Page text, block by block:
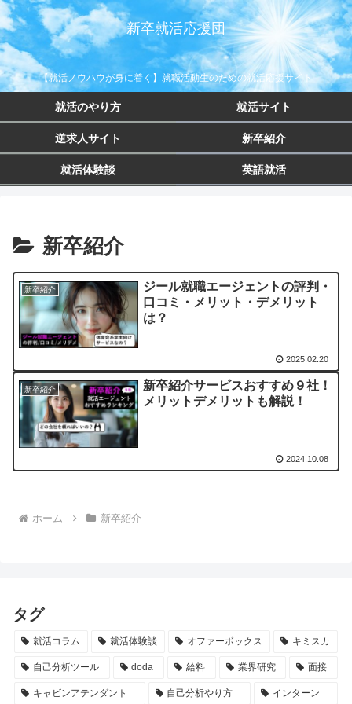
新卒就活応援団
【就活ノウハウが身に着く】就職活動生のための就活応援サイト
就活のやり方 就活サイト
逆求人サイト 新卒紹介
就活体験談 英語就活
新卒紹介
新卒紹介
ジール就職エージェントの評判・
口コミ・メリット・デメリット
は？
2025.02.20
新卒紹介
新卒紹介サービスおすすめ９社！
メリットデメリットも解説！
2024.10.08
ホーム 新卒紹介
タグ
就活コラム 就活体験談 オファーボックス キミスカ
自己分析ツール doda 給料 業界研究 面接
キャビンアテンダント 自己分析やり方 インターン